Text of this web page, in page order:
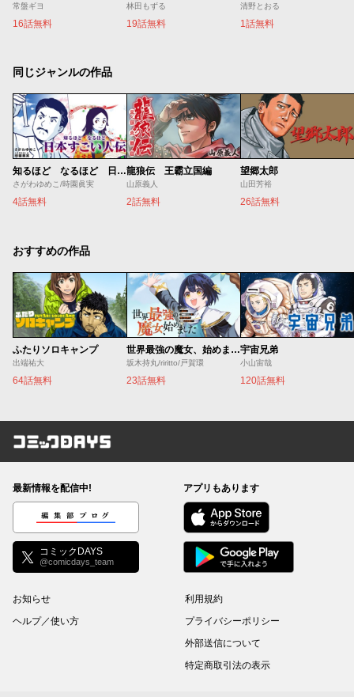
常盤ギヨ
16話無料
林田もずる
19話無料
清野とおる
1話無料
同じジャンルの作品
知るほど なるほど 日本すごい人伝
さがわゆめこ/時園眞実
4話無料
龍狼伝 王霸立国編
山原義人
2話無料
望郷太郎
山田芳裕
26話無料
おすすめの作品
ふたりソロキャンプ
出端祐大
64話無料
世界最強の魔女、始めました ～私だけ『攻略サイト』を見れる世界で自由に生きます～
坂木持丸/riritto/戸賀環
23話無料
宇宙兄弟
小山宙哉
120話無料
コミックDAYS
最新情報を配信中!
編集部ブログ
コミックDAYS
@comicdays_team
アプリもあります
お知らせ
ヘルプ／使い方
利用規約
プライバシーポリシー
外部送信について
特定商取引法の表示